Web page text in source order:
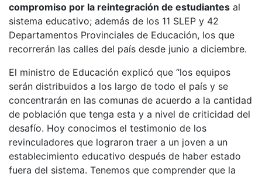
compromiso por la reintegración de estudiantes al
sistema educativo; además de los 11 SLEP y 42
Departamentos Provinciales de Educación, los que
recorrerán las calles del país desde junio a diciembre.
El ministro de Educación explicó que “los equipos
serán distribuidos a los largo de todo el país y se
concentrarán en las comunas de acuerdo a la cantidad
de población que tenga esta y a nivel de criticidad del
desafío. Hoy conocimos el testimonio de los
revinculadores que lograron traer a un joven a un
establecimiento educativo después de haber estado
fuera del sistema. Tenemos que comprender que la